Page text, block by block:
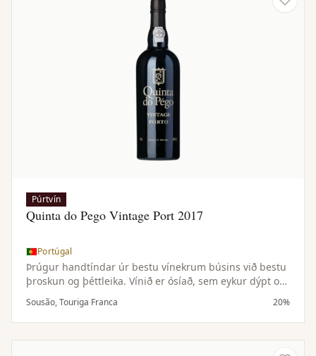
Púrtvín
Quinta do Pego Vintage Port 2017
Portúgal
Þrúgur handtíndar úr bestu vínekrum búsins við bestu
þroskun og þéttleika. Vínið er ósíað, sem eykur dýpt og
þroskunargetu og lætur það þroskast fallega í flöskunni
með tímanum.
Sousão, Touriga Franca 20%